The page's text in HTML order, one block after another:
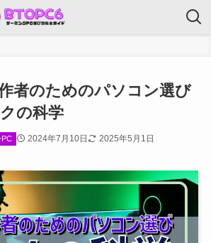
者のためのパソコン選び
の科学
PC 2024年7月10日 2025年5月1日